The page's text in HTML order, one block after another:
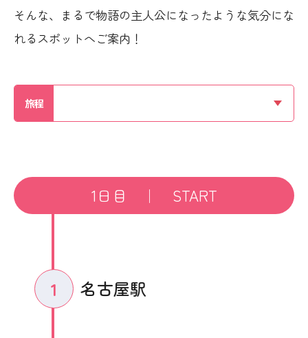
そんな、まるで物語の主人公になったような気分にな
れるスポットへご案内！
旅程
1日目 ｜ START
1 名古屋駅